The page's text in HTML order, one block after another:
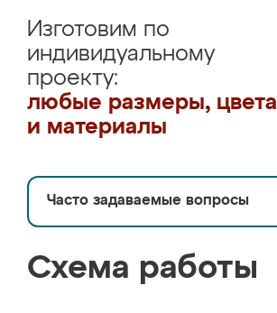
Изготовим по
индивидуальному
проекту:
любые размеры, цвета
и материалы
Часто задаваемые вопросы
Схема работы